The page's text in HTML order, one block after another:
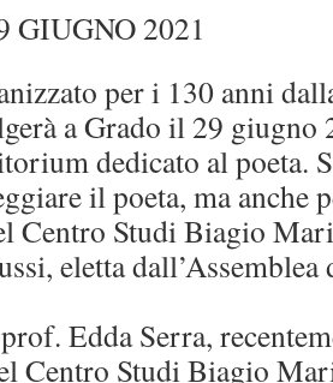
GIUGNO 2021
per i 130 anni
a Grado il 29 giugno
dedicato al poeta.
il poeta, ma anche
Centro Studi Biagio
eletta
Edda Serra,
Centro Studi Biagio